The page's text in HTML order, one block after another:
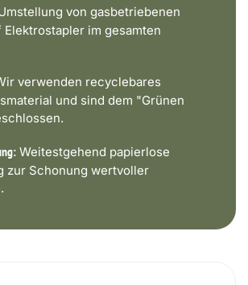
von gasbetriebenen
Elektrostapler im gesamten
verwenden recyclebares
und sind dem "Grünen
Weitestgehend papierlose
zur Schonung wertvoller